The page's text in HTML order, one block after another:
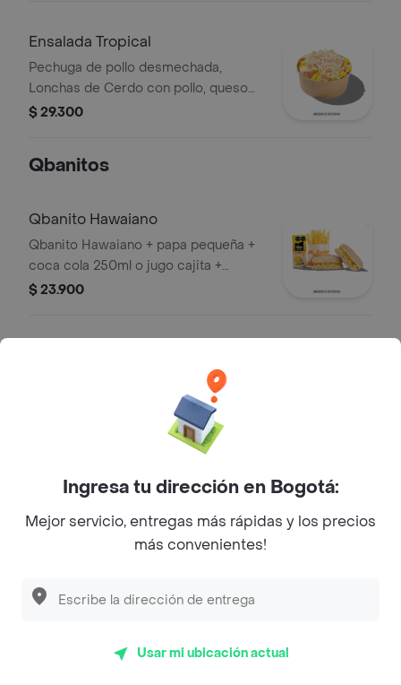
Ensalada Tropical
Pechuga de pollo desmechada,
Lonchas de Cerdo con pollo, queso
amarillo, piña calada, lechuga batavia y
$ 29.300
Qbanitos
Qbanito Hawaiano
Qbanito Hawaiano + papa pequeña +
coca cola 250ml o jugo cajita +
obsequio
$ 23.900
Qbanito Pollo & Champiñones + papa
pequeña + coca cola 250ml o jugo
Qbanito Jamón
Lonchasde cerdo conpollo y
queso+papa pequeña+coca cola
Ingresa tu dirección en Bogotá:
Mejor servicio, entregas más rápidas y los precios
más convenientes!
Usar mi ubicación actual